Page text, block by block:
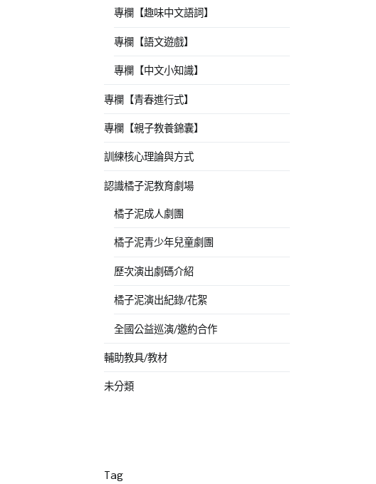
專欄【趣味中文語詞】
專欄【語文遊戲】
專欄【中文小知識】
專欄【青春進行式】
專欄【親子教養錦囊】
訓練核心理論與方式
認識橘子泥教育劇場
橘子泥成人劇團
橘子泥青少年兒童劇團
歷次演出劇碼介紹
橘子泥演出紀錄/花絮
全國公益巡演/邀約合作
輔助教具/教材
未分類
Tag